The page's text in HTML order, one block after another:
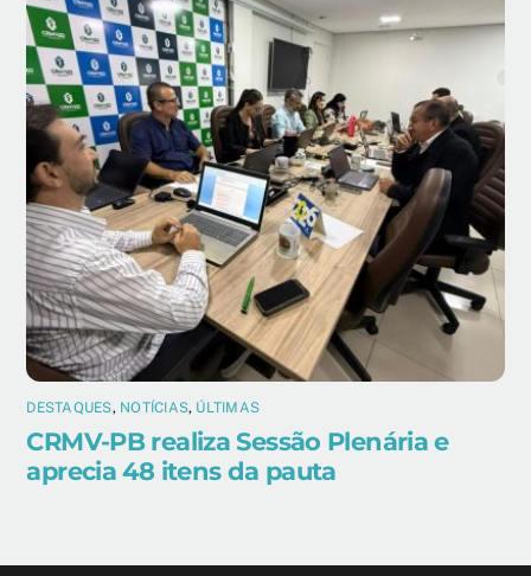
DESTAQUES, NOTÍCIAS, ÚLTIMAS
CRMV-PB realiza Sessão Plenária e
aprecia 48 itens da pauta